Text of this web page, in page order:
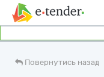
Повернутись назад